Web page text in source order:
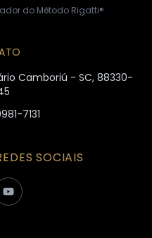
do Método Rigatti®
Camboriú - SC, 88330-
7131
SOCIAIS